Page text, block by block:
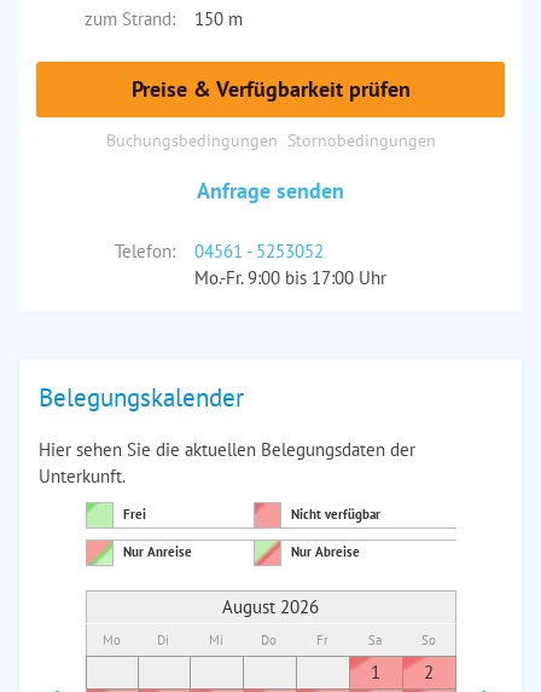
zum Strand:
150 m
Preise & Verfügbarkeit prüfen
Buchungsbedingungen Stornobedingungen
Anfrage senden
Telefon:
04561 - 5253052
Mo.-Fr. 9:00 bis 17:00 Uhr
Belegungskalender
Hier sehen Sie die aktuellen Belegungsdaten der
Unterkunft.
Frei Nicht verfügbar
Nur Anreise Nur Abreise
August 2026
Mo Di Mi Do Fr Sa So
1
2